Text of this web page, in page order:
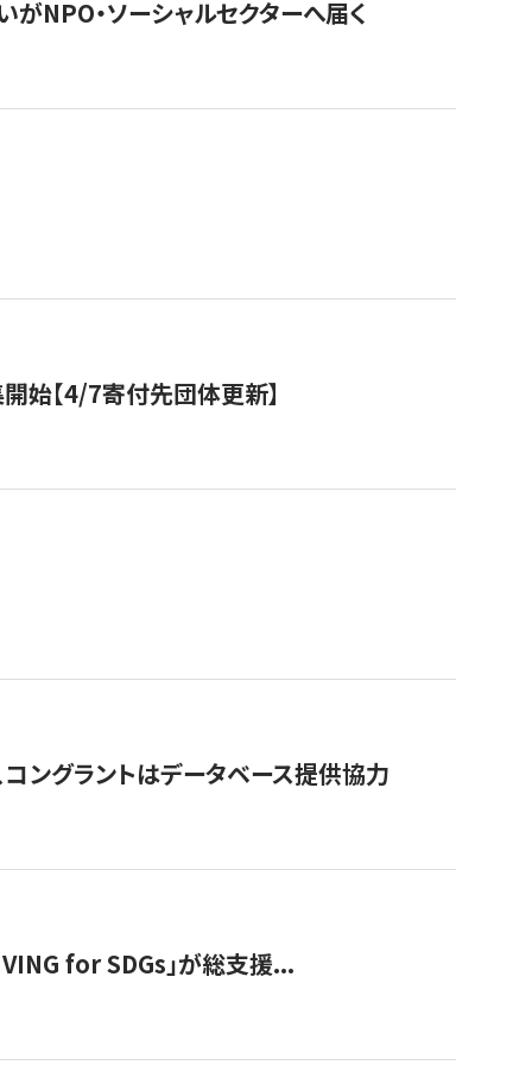
NPO・ソーシャルセクターへ届く
始【4/7寄付先団体更新】
ングラントはデータベース提供協力
for SDGs」が総支援...